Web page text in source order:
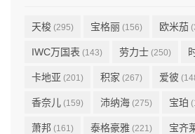
天梭 (295) 宝格丽 (156) 欧米茄
IWC万国表 (143) 劳力士 (250)
卡地亚 (201) 积家 (267) 爱彼
香奈儿 (159) 沛纳海 (275) 宝珀
萧邦 (161) 泰格豪雅 (221) 宝齐